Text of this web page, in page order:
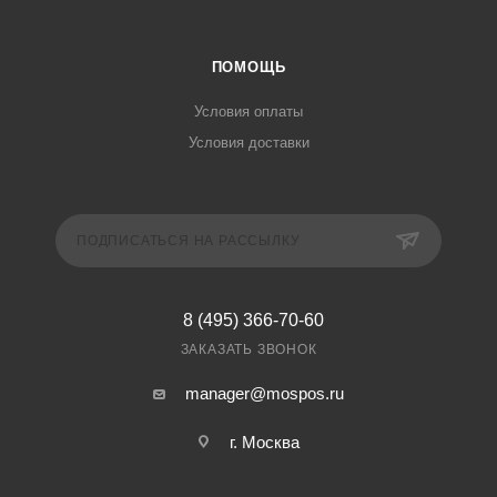
ПОМОЩЬ
Условия оплаты
Условия доставки
8 (495) 366-70-60
ЗАКАЗАТЬ ЗВОНОК
manager@mospos.ru
г. Москва